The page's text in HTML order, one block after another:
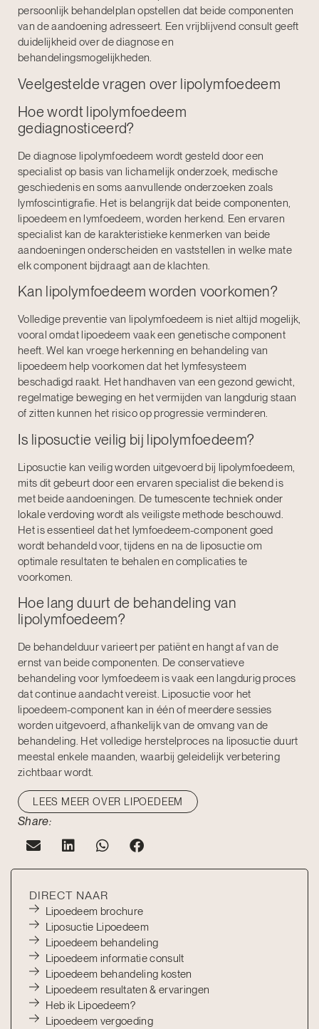
persoonlijk behandelplan opstellen dat beide componenten
van de aandoening adresseert. Een vrijblijvend consult geeft
duidelijkheid over de diagnose en
behandelingsmogelijkheden.
Veelgestelde vragen over lipolymfoedeem
Hoe wordt lipolymfoedeem
gediagnosticeerd?
De diagnose lipolymfoedeem wordt gesteld door een
specialist op basis van lichamelijk onderzoek, medische
geschiedenis en soms aanvullende onderzoeken zoals
lymfoscintigrafie. Het is belangrijk dat beide componenten,
lipoedeem en lymfoedeem, worden herkend. Een ervaren
specialist kan de karakteristieke kenmerken van beide
aandoeningen onderscheiden en vaststellen in welke mate
elk component bijdraagt aan de klachten.
Kan lipolymfoedeem worden voorkomen?
Volledige preventie van lipolymfoedeem is niet altijd mogelijk,
vooral omdat lipoedeem vaak een genetische component
heeft. Wel kan vroege herkenning en behandeling van
lipoedeem help voorkomen dat het lymfesysteem
beschadigd raakt. Het handhaven van een gezond gewicht,
regelmatige beweging en het vermijden van langdurig staan
of zitten kunnen het risico op progressie verminderen.
Is liposuctie veilig bij lipolymfoedeem?
Liposuctie kan veilig worden uitgevoerd bij lipolymfoedeem,
mits dit gebeurt door een ervaren specialist die bekend is
met beide aandoeningen. De tumescente techniek onder
lokale verdoving wordt als veiligste methode beschouwd.
Het is essentieel dat het lymfoedeem-component goed
wordt behandeld voor, tijdens en na de liposuctie om
optimale resultaten te behalen en complicaties te
voorkomen.
Hoe lang duurt de behandeling van
lipolymfoedeem?
De behandelduur varieert per patiënt en hangt af van de
ernst van beide componenten. De conservatieve
behandeling voor lymfoedeem is vaak een langdurig proces
dat continue aandacht vereist. Liposuctie voor het
lipoedeem-component kan in één of meerdere sessies
worden uitgevoerd, afhankelijk van de omvang van de
behandeling. Het volledige herstelproces na liposuctie duurt
meestal enkele maanden, waarbij geleidelijk verbetering
zichtbaar wordt.
LEES MEER OVER LIPOEDEEM
Share:
DIRECT NAAR
Lipoedeem brochure
Liposuctie Lipoedeem
Lipoedeem behandeling
Lipoedeem informatie consult
Lipoedeem behandeling kosten
Lipoedeem resultaten & ervaringen
Heb ik Lipoedeem?
Lipoedeem vergoeding